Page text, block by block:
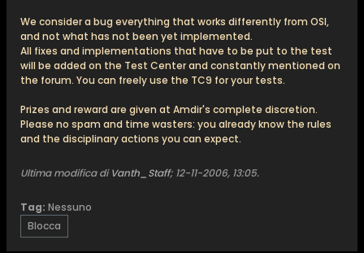
We consider a bug everything that works differently from OSI,
and not what has not been yet implemented.
All fixes and implementations that have to be put to the test
will be added on the Test Center and constantly mentioned on
the forum. You can freely use the TC9 for your tests.
Prizes and reward are given at Amdir's complete discretion.
Please no spam and time wasters: you already know the rules
and the disciplinary actions you can expect.
Ultima modifica diVanth_Staff; 12-11-2006, 13:05.
Tag: Nessuno
Blocca